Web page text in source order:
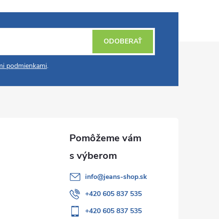
podmienkami.
ODOBERAŤ
info@jeans-shop.sk
+420 605 837 535
+420 605 837 535